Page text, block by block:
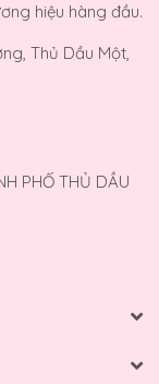
hiệu hàng đầu.
Thủ Dầu Một,
PHỐ THỦ DẦU